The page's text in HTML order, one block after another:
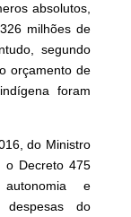
absolutos,
milhões de
segundo
orçamento de
foram
do Ministro
o Decreto 475
e
despesas do